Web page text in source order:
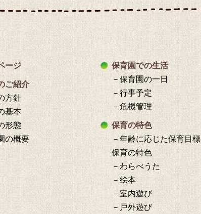
ージ
ご紹介
方針
基本
形態
の概要
保育園での生活
－保育園の一日
－行事予定
－危機管理
保育の特色
－年齢に応じた保育目標
保育の特色
－わらべうた
－絵本
－室内遊び
－戸外遊び